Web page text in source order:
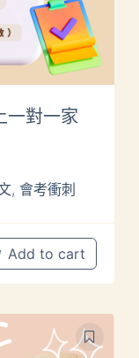
一對一家
, 會考衝刺
Add to cart